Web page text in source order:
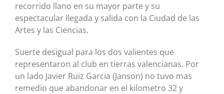
recorrido llano en su mayor parte y su
espectacular llegada y salida con la Ciudad de las
Artes y las Ciencias.
Suerte desigual para los dos valientes que
representaron al club en tierras valencianas. Por
un lado Javier Ruiz Garcia (Janson) no tuvo mas
remedio que abandonar en el kilometro 32 y